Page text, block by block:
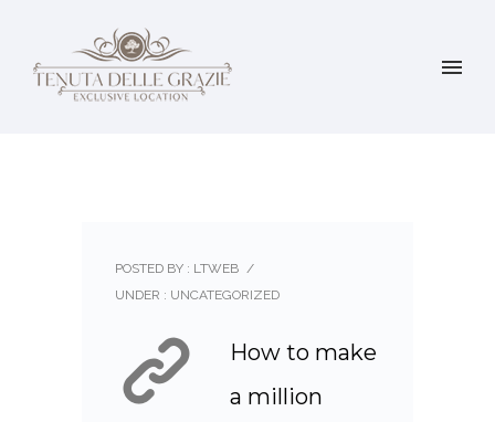
POSTED BY : LTWEB /
UNDER : UNCATEGORIZED
How to make
a million